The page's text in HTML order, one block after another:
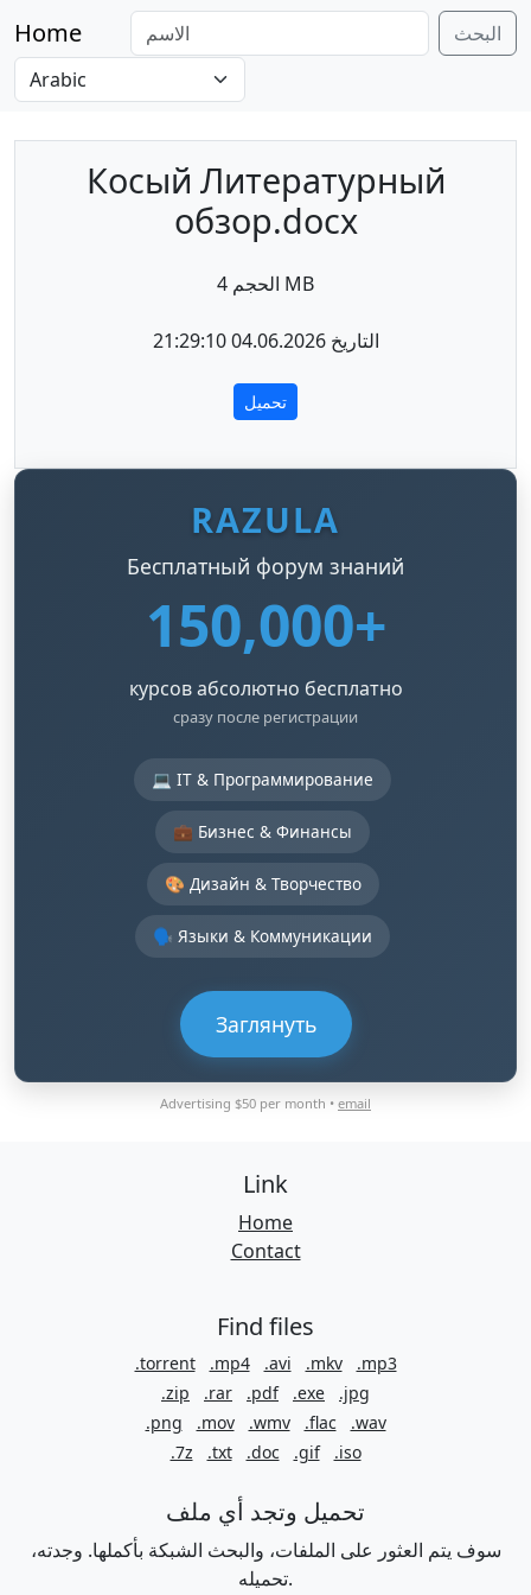
Home البحث
Косый Литературный
обзор.docx
الحجم 4 MB
التاريخ 04.06.2026 21:29:10
تحميل
RAZULA
Бесплатный форум знаний
150,000+
курсов абсолютно бесплатно
сразу после регистрации
💻 IT & Программирование
💼 Бизнес & Финансы
🎨 Дизайн & Творчество
🗣️ Языки & Коммуникации
Заглянуть
Advertising $50 per month • email
Link
Home
Contact
Find files
.torrent .mp4 .avi .mkv
.mp3
.zip
.rar .pdf .exe
.jpg
.png
.mov .wmv .flac
.wav
.7z
.txt .doc .gif .iso
تحميل وتجد أي ملف
سوف يتم العثور على الملفات، والبحث الشبكة بأكملها. وجدته،
تحميله.